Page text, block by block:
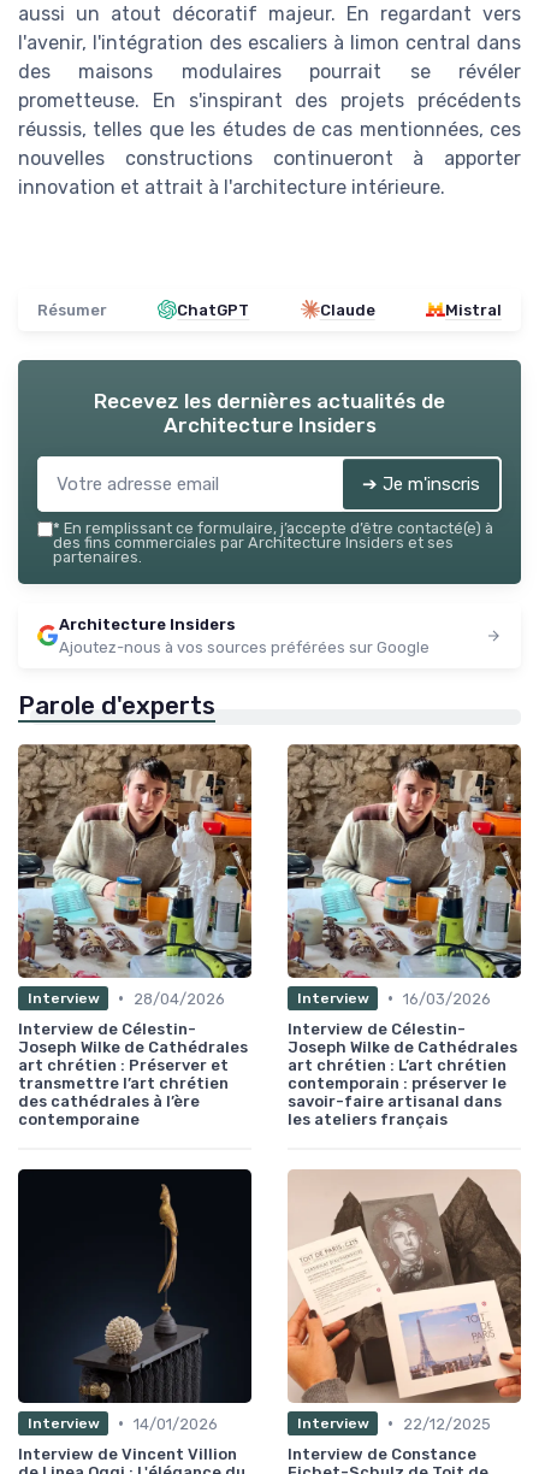
aussi un atout décoratif majeur. En regardant vers
l'avenir, l'intégration des escaliers à limon central dans
des maisons modulaires pourrait se révéler
prometteuse. En s'inspirant des projets précédents
réussis, telles que les études de cas mentionnées, ces
nouvelles constructions continueront à apporter
innovation et attrait à l'architecture intérieure.
Résumer ChatGPT Claude Mistral
Recevez les dernières actualités de
Architecture Insiders
➔ Je m'inscris
* En remplissant ce formulaire, j’accepte d’être contacté(e) à
des fins commerciales par Architecture Insiders et ses
partenaires.
Architecture Insiders
Ajoutez-nous à vos sources préférées sur Google
Parole d'experts
Interview •
28/04/2026
Interview de Célestin-
Joseph Wilke de Cathédrales
art chrétien : Préserver et
transmettre l’art chrétien
des cathédrales à l’ère
contemporaine
Interview • 16/03/2026
Interview de Célestin-
Joseph Wilke de Cathédrales
art chrétien : L’art chrétien
contemporain : préserver le
savoir-faire artisanal dans
les ateliers français
Interview • 14/01/2026
Interview de Vincent Villion
Interview •
22/12/2025
Interview de Constance